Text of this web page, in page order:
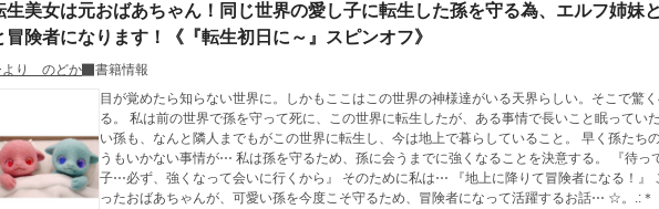
生美女は元おばあちゃん！同じ世界の愛し子に転生した孫を守る為、エルフ姉妹
冒険者になります！《『転生初日に～』スピンオフ》
より のどか
書籍情報
目が覚めたら知らない世界に。しかもここはこの世界の神様達がいる天界らしい。そこで驚
る。 私は前の世界で孫を守って死に、この世界に転生したが、ある事情で長いこと眠ってい
い孫も、なんと隣人までもがこの世界に転生し、今は地上で暮らしていること。 早く孫たち
うもいかない事情が⋯ 私は孫を守るため、孫に会うまでに強くなることを決意する。 『待っ
子⋯必ず、強くなって会いに行くから』 そのために私は⋯ 『地上に降りて冒険者になる！』 これは転生して若返
ったおばあちゃんが、可愛い孫を今度こそ守るため、冒険者になって活躍するお話⋯ ☆。.:＊・゜☆。.:＊・゜ こち